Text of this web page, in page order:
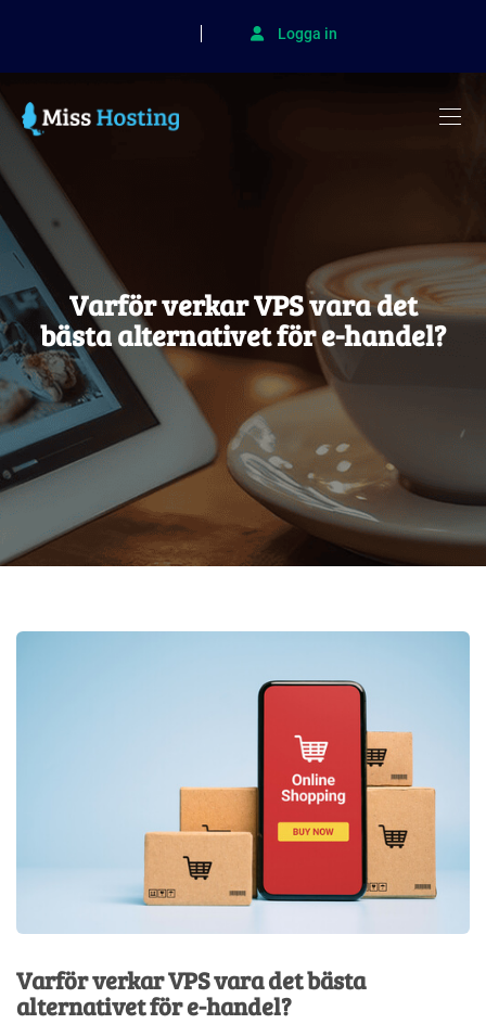
Logga in
Varför verkar VPS vara det
bästa alternativet för e-handel?
Varför verkar VPS vara det bästa
alternativet för e-handel?